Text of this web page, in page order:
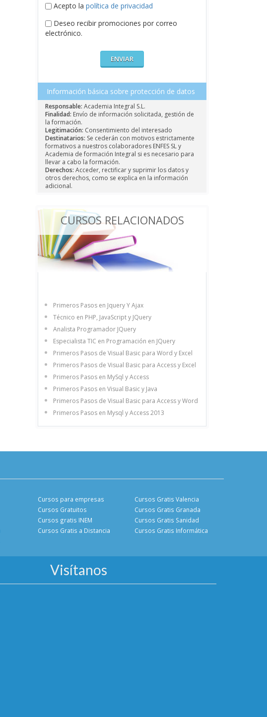
Acepto la política de privacidad
Deseo recibir promociones por correo
electrónico.
Información básica sobre protección de datos
Responsable: Academia Integral S.L.
Finalidad: Envío de información solicitada, gestión de
la formación.
Legitimación: Consentimiento del interesado
Destinatarios: Se cederán con motivos estrictamente
formativos a nuestros colaboradores ENFES SL y
Academia de formación Integral si es necesario para
llevar a cabo la formación.
Derechos: Acceder, rectificar y suprimir los datos y
otros derechos, como se explica en la información
adicional.
CURSOS RELACIONADOS
Primeros Pasos en Jquery Y Ajax
Técnico en PHP, JavaScript y JQuery
Analista Programador JQuery
Especialista TIC en Programación en JQuery
Primeros Pasos de Visual Basic para Word y Excel
Primeros Pasos de Visual Basic para Access y Excel
Primeros Pasos en MySql y Access
Primeros Pasos en Visual Basic y Java
Primeros Pasos de Visual Basic para Access y Word
Primeros Pasos en Mysql y Access 2013
Cursos para empresas
Cursos Gratuitos
Cursos gratis INEM
Cursos Gratis a Distancia
Cursos Gratis Valencia
Cursos Gratis Granada
Cursos Gratis Sanidad
Cursos Gratis Informática
Visítanos